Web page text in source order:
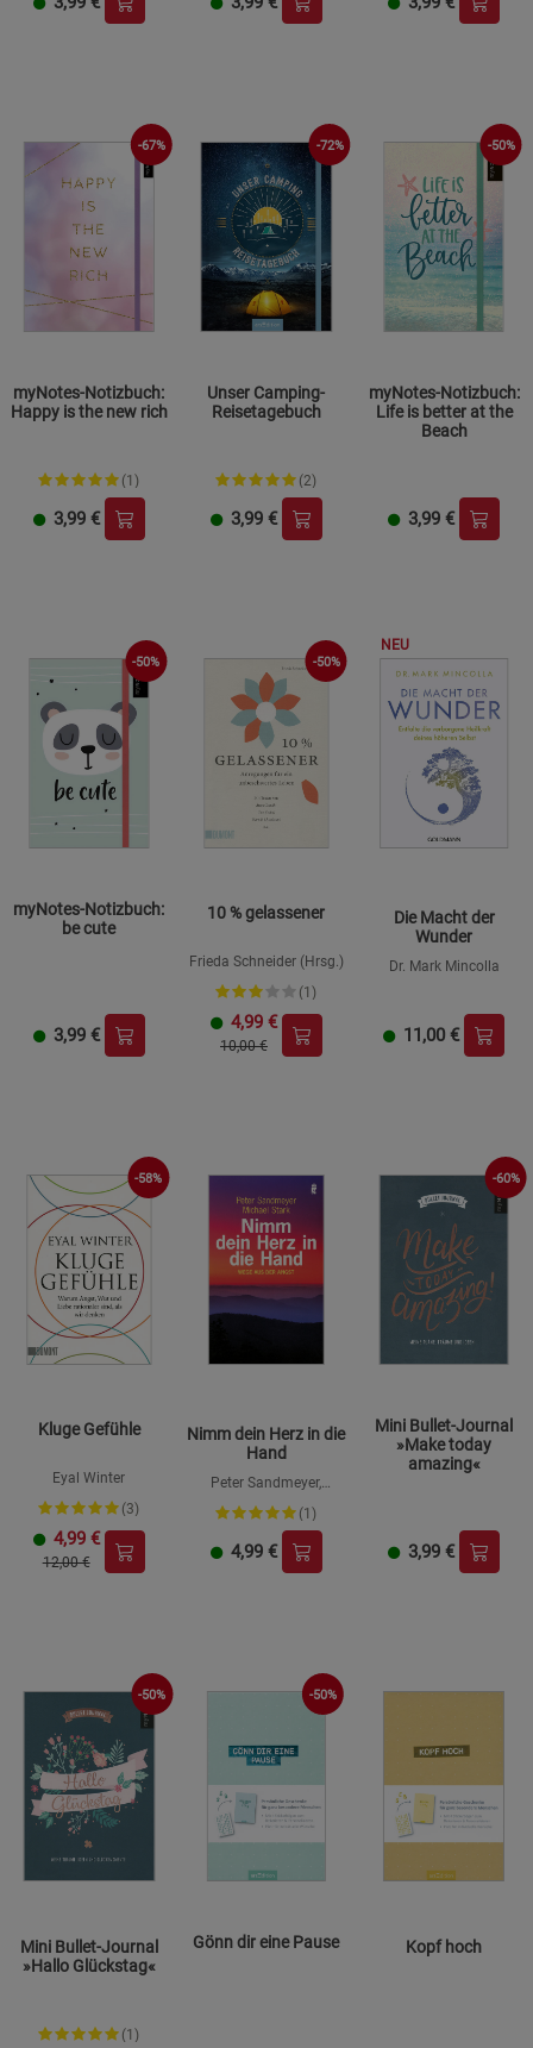
-67%
myNotes-Notizbuch:
Happy is the new rich
(1)
3,99 €
-72%
Unser Camping-
Reisetagebuch
(2)
3,99 €
-50%
myNotes-Notizbuch:
Life is better at the
Beach
3,99 €
-50%
myNotes-Notizbuch:
be cute
3,99 €
-50%
10 % gelassener
Frieda Schneider (Hrsg.)
(1)
4,99 €
10,00 €
NEU
Die Macht der
Wunder
Dr. Mark Mincolla
11,00 €
-58%
Kluge Gefühle
Eyal Winter
(3)
4,99 €
12,00 €
Nimm dein Herz in die
Hand
Peter Sandmeyer,
Michael Stark
(1)
4,99 €
-60%
Mini Bullet-Journal
»Make today
amazing«
3,99 €
-50%
Mini Bullet-Journal
»Hallo Glückstag«
(1)
-50%
Gönn dir eine Pause Kopf hoch